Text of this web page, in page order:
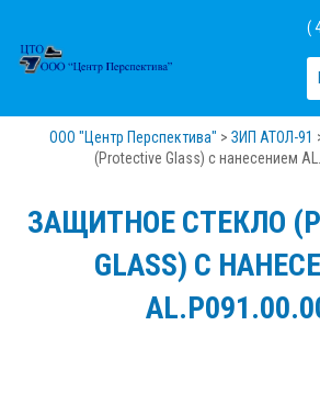
(
ООО "Центр Перспектива" > ЗИП АТОЛ-91
(Protective Glass) с нанесением
ЗАЩИТНОЕ СТЕКЛО
GLASS) С